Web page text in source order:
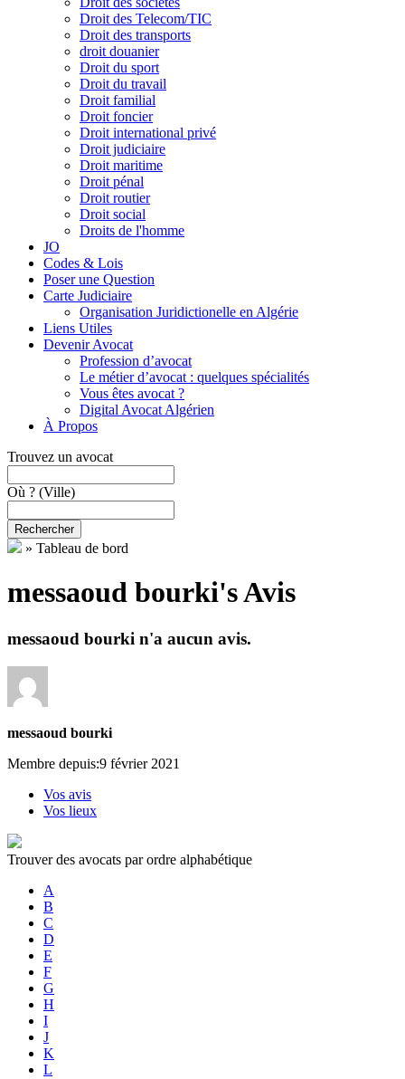
Droit des Telecom/TIC
Droit des transports
droit douanier
Droit du sport
Droit du travail
Droit familial
Droit foncier
Droit international privé
Droit judiciaire
Droit maritime
Droit pénal
Droit routier
Droit social
Droits de l'homme
JO
Codes & Lois
Poser une Question
Carte Judiciaire
Organisation Juridictionelle en Algérie
Liens Utiles
Devenir Avocat
Profession d’avocat
Le métier d’avocat : quelques spécialités
Vous êtes avocat ?
Digital Avocat Algérien
À Propos
Trouvez un avocat
Où ? (Ville)
Rechercher
» Tableau de bord
messaoud bourki's Avis
messaoud bourki n'a aucun avis.
messaoud bourki
Membre depuis:9 février 2021
Vos avis
Vos lieux
Trouver des avocats par ordre alphabétique
A
B
C
D
E
F
G
H
I
J
K
L